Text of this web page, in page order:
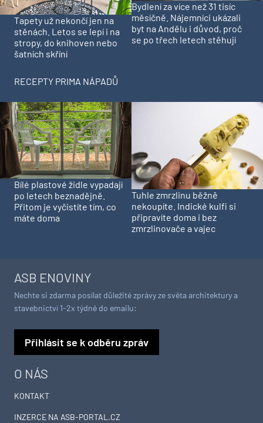
Tapety už nekončí jen na
stěnách. Letos se lepí i na
stropy, do knihoven nebo
šatních skříní
Bydlení za více než 31 tisíc
měsíčně. Nájemníci ukázali
byt na Andělu i důvod, proč
se po třech letech stěhují
RECEPTY PRIMA NÁPADŮ
Bílé plastové židle vypadají
po letech beznadějně.
Přitom je vyčistíte tím, co
máte doma
Tuhle zmrzlinu běžně
nekoupíte. Indické kulfi si
připravíte doma i bez
zmrzlinovače a vajec
O NÁS
KONTAKT
INZERCE NA ASB-PORTAL.CZ
ASB ENOVINY
Nechte si zdarma posílat důležité zprávy ze světa architektury a
stavebnictví 1-2x týdně do emailu:
Přihlásit se k odběru zpráv